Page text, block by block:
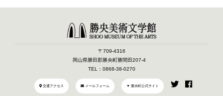
〒709-4316
岡山県勝田郡勝央町勝間田207-4
TEL：0868-38-0270
交通アクセス メールフォーム ▼ 勝央町公式サイト